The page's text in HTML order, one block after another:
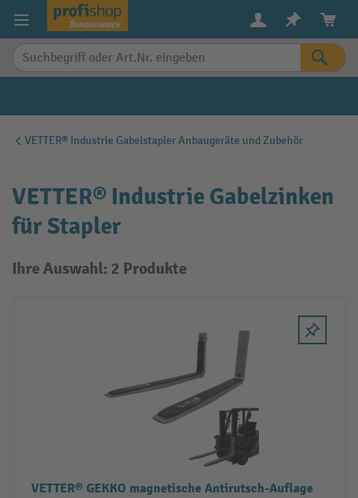
springen
VETTER® Industrie Gabelstapler Anbaugeräte und Zubehör
VETTER® Industrie Gabelzinken
für Stapler
Ihre Auswahl: 2 Produkte
VETTER® GEKKO magnetische Antirutsch-Auflage